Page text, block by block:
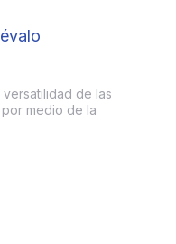
versatilidad de las
medio de la